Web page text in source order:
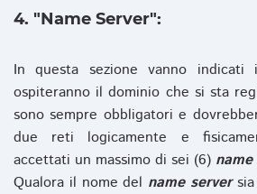
4. "Name Server":
In questa sezione vanno indicati i
ospiteranno il dominio che si sta
sono sempre obbligatori e
due reti logicamente e
accettati un massimo di sei (6)
Qualora il nome del name serversia